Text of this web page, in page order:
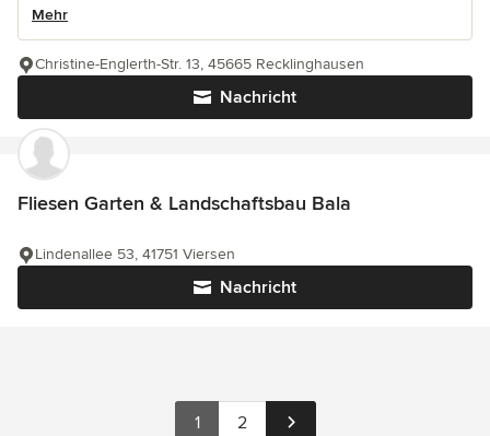
Mehr
Nachricht
Christine-Englerth-Str. 13, 45665 Recklinghausen
Fliesen Garten & Landschaftsbau Bala
Nachricht
Lindenallee 53, 41751 Viersen
1 2